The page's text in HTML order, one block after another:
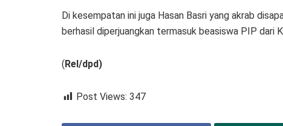
Di kesempatan ini juga Hasan Basri yang akrab
berhasil diperjuangkan termasuk beasiswa PIP dari
(Rel/dpd)
Post Views: 347